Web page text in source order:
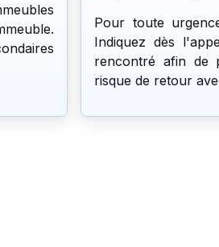
Pour toute
Indiquez dès
rencontré afin de
risque de retour